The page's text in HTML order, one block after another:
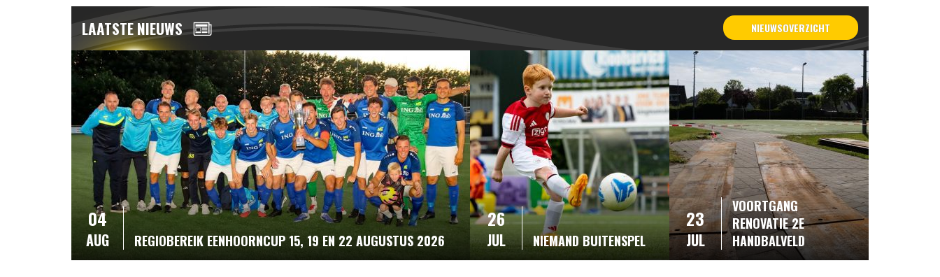
LAATSTE NIEUWS NIEUWSOVERZICHT
04
AUG REGIOBEREIK EENHOORNCUP 15, 19 EN 22 AUGUSTUS 2026
26
JUL NIEMAND BUITENSPEL
23
JUL
VOORTGANG
RENOVATIE 2E
HANDBALVELD